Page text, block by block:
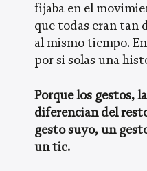
fijaba en el
que todas eran tan
al mismo tiempo.
por si solas una
Porque los gestos,
diferencian del
gesto suyo, un
un tic.